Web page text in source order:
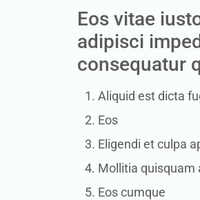
Eos vitae
adipisci
consequatur
Aliquid est dicta
Eos
Eligendi et culpa
Mollitia quisquam
Eos cumque